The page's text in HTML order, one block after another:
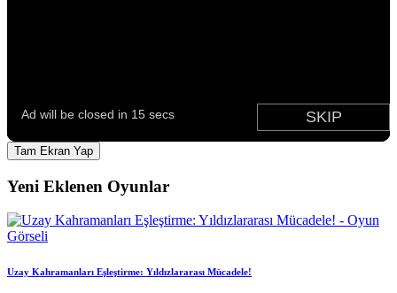
Tam Ekran Yap
Yeni Eklenen Oyunlar
Uzay Kahramanları Eşleştirme: Yıldızlararası Mücadele!